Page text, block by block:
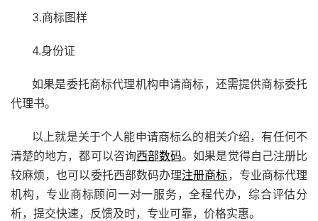
3.商标图样
4.身份证
如果是委托商标代理机构申请商标，还需提供商标委托
代理书。
以上就是关于个人能申请商标么的相关介绍，有任何不
清楚的地方，都可以咨询西部数码。如果是觉得自己注册比
较麻烦，也可以委托西部数码办理注册商标，专业商标代理
机构，专业商标顾问一对一服务，全程代办，综合评估分
析，提交快速，反馈及时，专业可靠，价格实惠。